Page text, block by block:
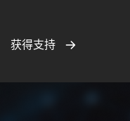
获得支持